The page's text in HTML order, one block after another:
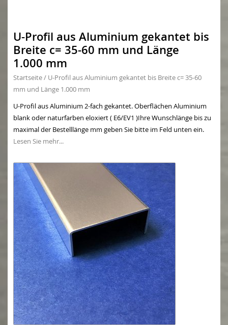
U-Profil aus Aluminium gekantet bis
Breite c= 35-60 mm und Länge
1.000 mm
Startseite/ U-Profil aus Aluminium gekantet bis Breite c= 35-60
mm und Länge 1.000 mm
U-Profil aus Aluminium 2-fach gekantet. Oberflächen Aluminium
blank oder naturfarben eloxiert ( E6/EV1 )Ihre Wunschlänge bis zu
maximal der Bestelllänge mm geben Sie bitte im Feld unten ein.
Lesen Sie mehr...